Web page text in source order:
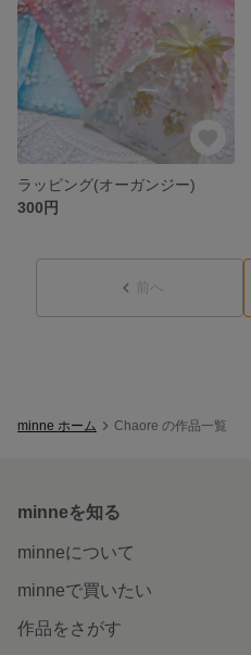
ラッピング(オーガンジー)
300円
前へ
minne ホーム Chaore の作品一覧
minneを知る
minneについて
minneで買いたい
作品をさがす